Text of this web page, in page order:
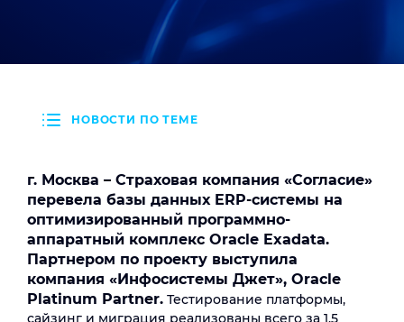
НОВОСТИ ПО ТЕМЕ
г. Москва – Страховая компания «Согласие»
перевела базы данных ERP-системы на
оптимизированный программно-
аппаратный комплекс Oracle Exadata.
Партнером по проекту выступила
компания «Инфосистемы Джет», Oracle
Platinum Partner. Тестирование платформы,
сайзинг и миграция реализованы всего за 1,5